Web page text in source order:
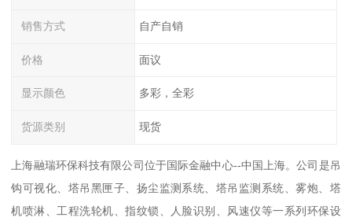
销售方式 自产自销
价格 面议
显示颜色 多彩，全彩
货源类别 现货
上海融瑞环保科技有限公司位于国际金融中心--中国上海。公司是吊
钩可视化、塔吊黑匣子、扬尘监测系统、塔吊监测系统、雾炮、塔
机喷淋、工程洗轮机、指纹锁、人脸识别、风速仪等一系列环保设